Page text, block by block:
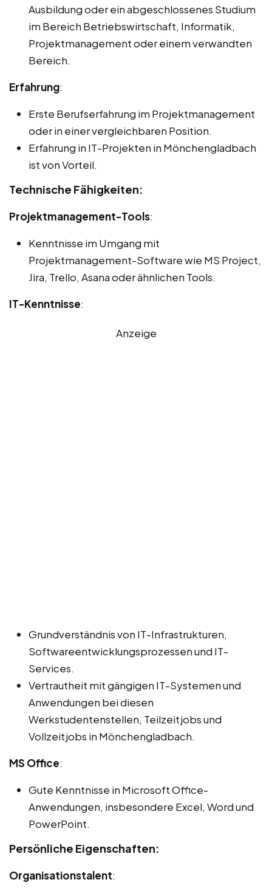
Ausbildung oder ein abgeschlossenes Studium
im Bereich Betriebswirtschaft, Informatik,
Projektmanagement oder einem verwandten
Bereich.
Erfahrung:
Erste Berufserfahrung im Projektmanagement
oder in einer vergleichbaren Position.
Erfahrung in IT-Projekten in Mönchengladbach
ist von Vorteil.
Technische Fähigkeiten:
Projektmanagement-Tools:
Kenntnisse im Umgang mit
Projektmanagement-Software wie MS Project,
Jira, Trello, Asana oder ähnlichen Tools.
IT-Kenntnisse:
Anzeige
Grundverständnis von IT-Infrastrukturen,
Softwareentwicklungsprozessen und IT-
Services.
Vertrautheit mit gängigen IT-Systemen und
Anwendungen bei diesen
Werkstudentenstellen, Teilzeitjobs und
Vollzeitjobs in Mönchengladbach.
MS Office:
Gute Kenntnisse in Microsoft Office-
Anwendungen, insbesondere Excel, Word und
PowerPoint.
Persönliche Eigenschaften:
Organisationstalent: